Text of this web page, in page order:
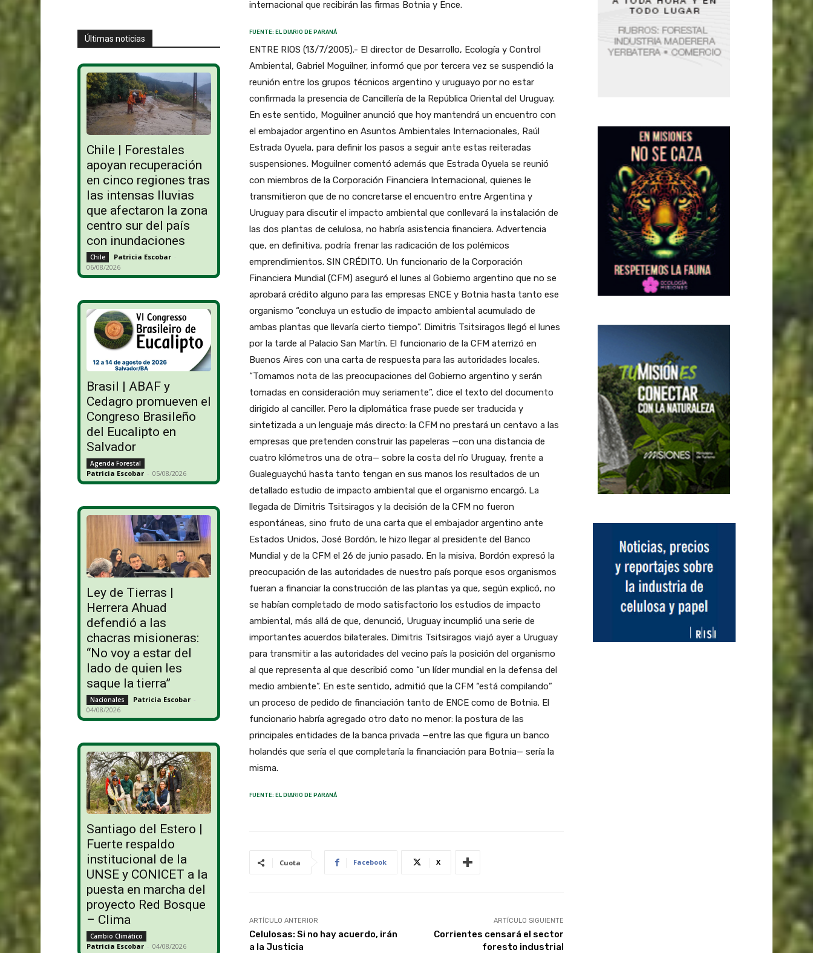
Últimas noticias
Chile | Forestales
apoyan recuperación
en cinco regiones tras
las intensas lluvias
que afectaron la zona
centro sur del país
con inundaciones
Chile Patricia Escobar -
06/08/2026
Brasil | ABAF y
Cedagro promueven el
Congreso Brasileño
del Eucalipto en
Salvador
Agenda Forestal
Patricia Escobar - 05/08/2026
Ley de Tierras |
Herrera Ahuad
defendió a las
chacras misioneras:
“No voy a estar del
lado de quien les
saque la tierra”
Nacionales Patricia Escobar -
04/08/2026
Santiago del Estero |
Fuerte respaldo
institucional de la
UNSE y CONICET a la
puesta en marcha del
proyecto Red Bosque
– Clima
Cambio Climático
Patricia Escobar - 04/08/2026
internacional que recibirán las firmas Botnia y Ence.
FUENTE: EL DIARIO DE PARANÁ
ENTRE RIOS (13/7/2005).- El director de Desarrollo, Ecología y Control
Ambiental, Gabriel Moguilner, informó que por tercera vez se suspendió la
reunión entre los grupos técnicos argentino y uruguayo por no estar
confirmada la presencia de Cancillería de la República Oriental del Uruguay.
En este sentido, Moguilner anunció que hoy mantendrá un encuentro con
el embajador argentino en Asuntos Ambientales Internacionales, Raúl
Estrada Oyuela, para definir los pasos a seguir ante estas reiteradas
suspensiones. Moguilner comentó además que Estrada Oyuela se reunió
con miembros de la Corporación Financiera Internacional, quienes le
transmitieron que de no concretarse el encuentro entre Argentina y
Uruguay para discutir el impacto ambiental que conllevará la instalación de
las dos plantas de celulosa, no habría asistencia financiera. Advertencia
que, en definitiva, podría frenar las radicación de los polémicos
emprendimientos. SIN CRÉDITO. Un funcionario de la Corporación
Financiera Mundial (CFM) aseguró el lunes al Gobierno argentino que no se
aprobará crédito alguno para las empresas ENCE y Botnia hasta tanto ese
organismo “concluya un estudio de impacto ambiental acumulado de
ambas plantas que llevaría cierto tiempo”. Dimitris Tsitsiragos llegó el lunes
por la tarde al Palacio San Martín. El funcionario de la CFM aterrizó en
Buenos Aires con una carta de respuesta para las autoridades locales.
“Tomamos nota de las preocupaciones del Gobierno argentino y serán
tomadas en consideración muy seriamente”, dice el texto del documento
dirigido al canciller. Pero la diplomática frase puede ser traducida y
sintetizada a un lenguaje más directo: la CFM no prestará un centavo a las
empresas que pretenden construir las papeleras —con una distancia de
cuatro kilómetros una de otra— sobre la costa del río Uruguay, frente a
Gualeguaychú hasta tanto tengan en sus manos los resultados de un
detallado estudio de impacto ambiental que el organismo encargó. La
llegada de Dimitris Tsitsiragos y la decisión de la CFM no fueron
espontáneas, sino fruto de una carta que el embajador argentino ante
Estados Unidos, José Bordón, le hizo llegar al presidente del Banco
Mundial y de la CFM el 26 de junio pasado. En la misiva, Bordón expresó la
preocupación de las autoridades de nuestro país porque esos organismos
fueran a financiar la construcción de las plantas ya que, según explicó, no
se habían completado de modo satisfactorio los estudios de impacto
ambiental, más allá de que, denunció, Uruguay incumplió una serie de
importantes acuerdos bilaterales. Dimitris Tsitsiragos viajó ayer a Uruguay
para transmitir a las autoridades del vecino país la posición del organismo
al que representa al que describió como “un líder mundial en la defensa del
medio ambiente”. En este sentido, admitió que la CFM “está compilando”
un proceso de pedido de financiación tanto de ENCE como de Botnia. El
funcionario habría agregado otro dato no menor: la postura de las
principales entidades de la banca privada —entre las que figura un banco
holandés que sería el que completaría la financiación para Botnia— sería la
misma.
FUENTE: EL DIARIO DE PARANÁ
Cuota Facebook X
ARTÍCULO ANTERIOR
Celulosas: Si no hay acuerdo, irán
a la Justicia
ARTÍCULO SIGUIENTE
Corrientes censará el sector
foresto industrial